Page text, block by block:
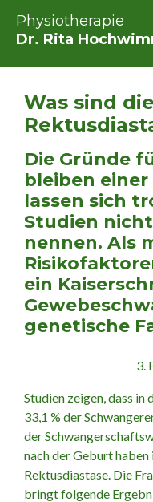
Physiotherapie
Dr. Rita
Was sind
Die Gründe
bleiben
lassen sich
Studien
nennen. Als
ein
genetische
3.
Studien zeigen, dass in
33,1 % der
der
nach der Geburt
Rektusdiastase. Die
bringt folgende